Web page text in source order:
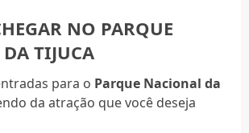
NO PARQUE
TIJUCA
para o Parque Nacional da
da atração que você deseja